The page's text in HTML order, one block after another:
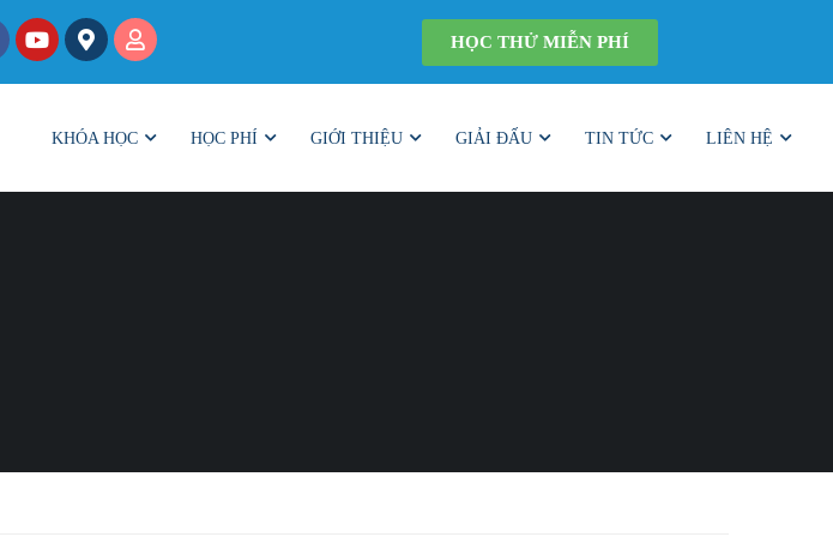
HỌC THỬ MIỄN PHÍ
KHÓA HỌC HỌC PHÍ GIỚI THIỆU GIẢI ĐẤU TIN TỨC LIÊN HỆ